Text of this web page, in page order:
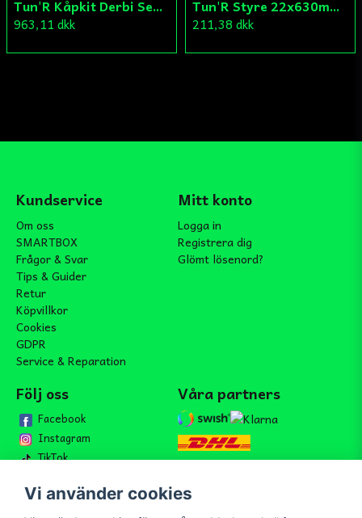
Tun'R Kåpkit Derbi Senda
963,11 dkk
Tun'R Styre 22x630mm Vit
211,38 dkk
Kundservice
Om oss
SMARTBOX
Frågor & Svar
Tips & Guider
Retur
Köpvillkor
Cookies
GDPR
Service & Reparation
Mitt konto
Logga in
Registrera dig
Glömt lösenord?
Följ oss
Facebook
Instagram
TikTok
Våra partners
Vi använder cookies